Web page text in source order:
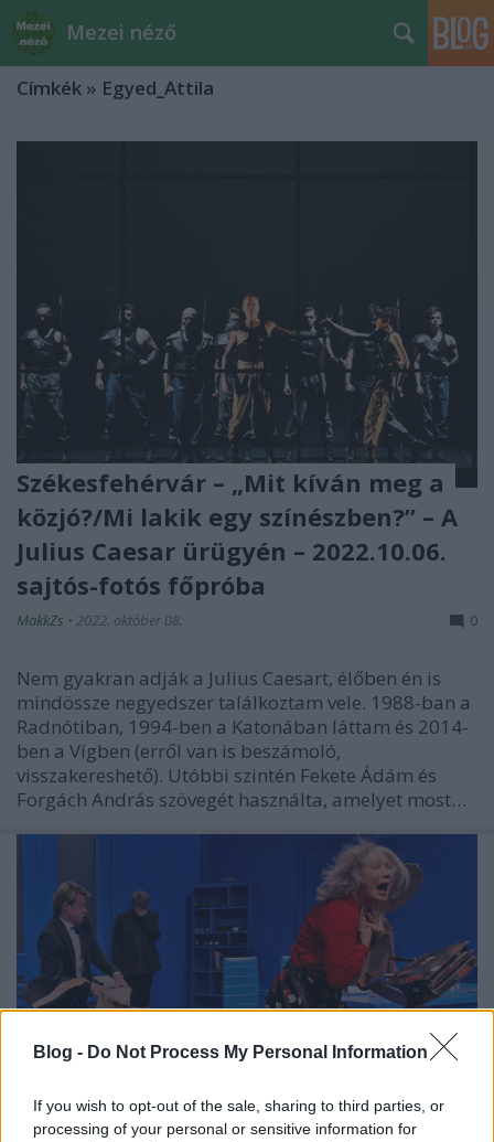
Blog - Do Not Process My Personal Information
If you wish to opt-out of the sale, sharing to third parties, or
processing of your personal or sensitive information for
Mezei néző
Címkék » Egyed_Attila
Székesfehérvár – „Mit kíván meg a
közjó?/Mi lakik egy színészben?” – A
Julius Caesar ürügyén – 2022.10.06.
sajtós-fotós főpróba
MakkZs • 2022. október 08. 0
Nem gyakran adják a Julius Caesart, élőben én is
mindössze negyedszer találkoztam vele. 1988-ban a
Radnótiban, 1994-ben a Katonában láttam és 2014-
ben a Vígben (erről van is beszámoló,
visszakereshető). Utóbbi szintén Fekete Ádám és
Forgách András szövegét használta, amelyet most…